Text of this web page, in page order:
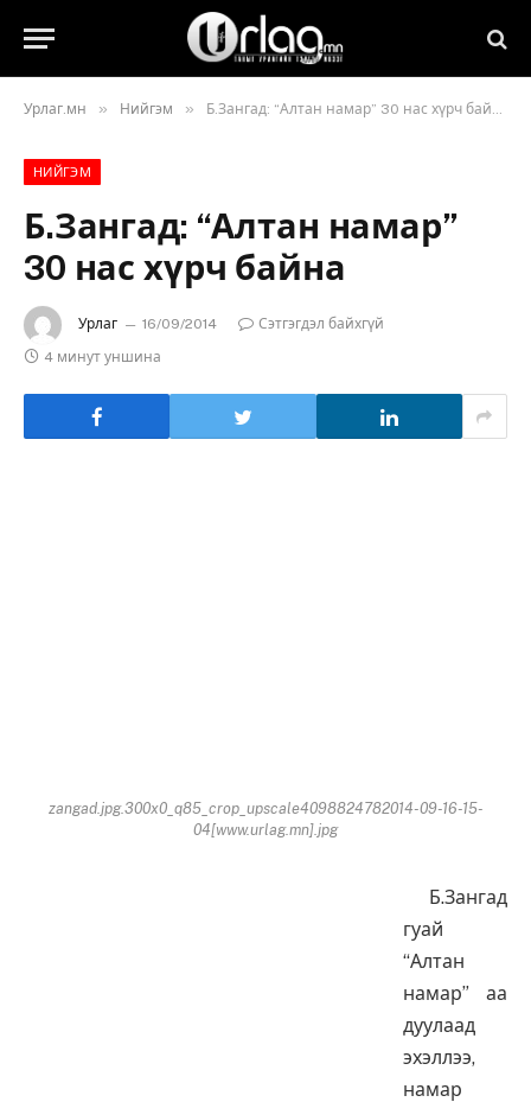
Урлаг.мн » Нийгэм » Б.Зангад: “Алтан намар” 30 нас хүрч байна
НИЙГЭМ
Б.Зангад: “Алтан намар”
30 нас хүрч байна
Урлаг 16/09/2014
Сэтгэгдэл байхгүй
4 минут уншина
zangad.jpg.300x0_q85_crop_upscale4098824782014-09-16-15-
04[www.urlag.mn].jpg
Б.Зангад
гуай
“Алтан
намар” аа
дуулаад
эхэллээ,
намар